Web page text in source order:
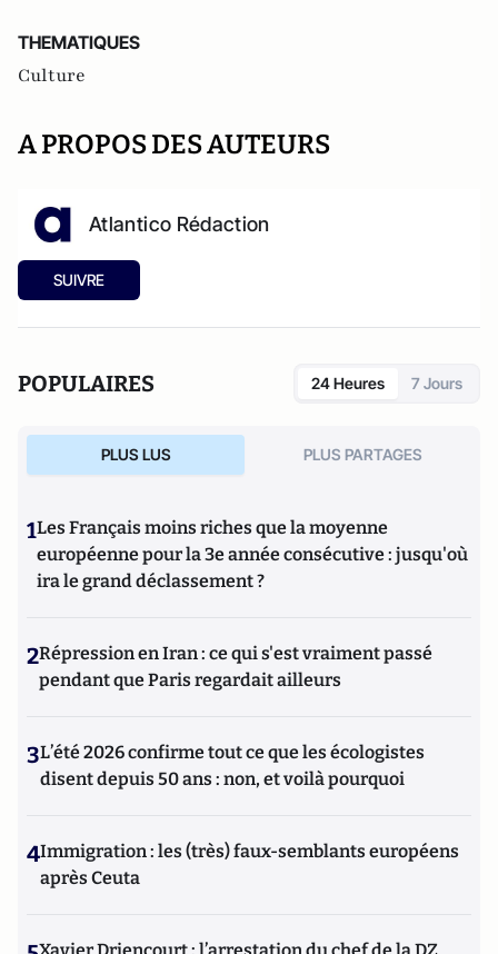
THEMATIQUES
Culture
A PROPOS DES AUTEURS
Atlantico Rédaction
SUIVRE
POPULAIRES 24 Heures 7 Jours
PLUS LUS PLUS PARTAGES
1Les Français moins riches que la moyenne
européenne pour la 3e année consécutive : jusqu'où
ira le grand déclassement ?
2Répression en Iran : ce qui s'est vraiment passé
pendant que Paris regardait ailleurs
3L’été 2026 confirme tout ce que les écologistes
disent depuis 50 ans : non, et voilà pourquoi
4Immigration : les (très) faux-semblants européens
après Ceuta